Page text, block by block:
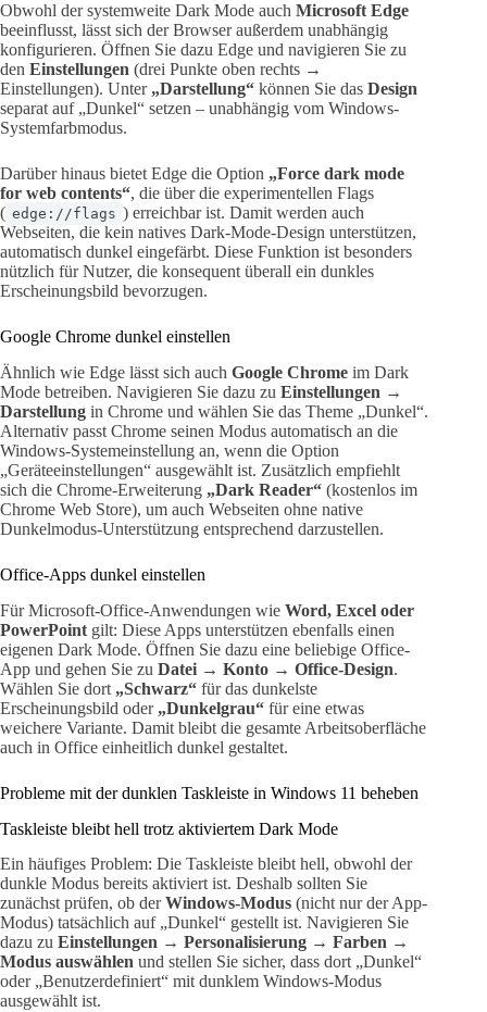
Obwohl der systemweite Dark Mode auch Microsoft Edge
beeinflusst, lässt sich der Browser außerdem unabhängig
konfigurieren. Öffnen Sie dazu Edge und navigieren Sie zu
den Einstellungen (drei Punkte oben rechts →
Einstellungen). Unter „Darstellung“ können Sie das Design
separat auf „Dunkel“ setzen – unabhängig vom Windows-
Systemfarbmodus.
Darüber hinaus bietet Edge die Option „Force dark mode
for web contents“, die über die experimentellen Flags
( edge://flags ) erreichbar ist. Damit werden auch
Webseiten, die kein natives Dark-Mode-Design unterstützen,
automatisch dunkel eingefärbt. Diese Funktion ist besonders
nützlich für Nutzer, die konsequent überall ein dunkles
Erscheinungsbild bevorzugen.
Google Chrome dunkel einstellen
Ähnlich wie Edge lässt sich auch Google Chrome im Dark
Mode betreiben. Navigieren Sie dazu zu Einstellungen →
Darstellung in Chrome und wählen Sie das Theme „Dunkel“.
Alternativ passt Chrome seinen Modus automatisch an die
Windows-Systemeinstellung an, wenn die Option
„Geräteeinstellungen“ ausgewählt ist. Zusätzlich empfiehlt
sich die Chrome-Erweiterung „Dark Reader“ (kostenlos im
Chrome Web Store), um auch Webseiten ohne native
Dunkelmodus-Unterstützung entsprechend darzustellen.
Office-Apps dunkel einstellen
Für Microsoft-Office-Anwendungen wie Word, Excel oder
PowerPoint gilt: Diese Apps unterstützen ebenfalls einen
eigenen Dark Mode. Öffnen Sie dazu eine beliebige Office-
App und gehen Sie zu Datei → Konto → Office-Design.
Wählen Sie dort „Schwarz“ für das dunkelste
Erscheinungsbild oder „Dunkelgrau“ für eine etwas
weichere Variante. Damit bleibt die gesamte Arbeitsoberfläche
auch in Office einheitlich dunkel gestaltet.
Probleme mit der dunklen Taskleiste in Windows 11 beheben
Taskleiste bleibt hell trotz aktiviertem Dark Mode
Ein häufiges Problem: Die Taskleiste bleibt hell, obwohl der
dunkle Modus bereits aktiviert ist. Deshalb sollten Sie
zunächst prüfen, ob derWindows-Modus (nicht nur der App-
Modus) tatsächlich auf „Dunkel“ gestellt ist. Navigieren Sie
dazu zu Einstellungen → Personalisierung → Farben →
Modus auswählen und stellen Sie sicher, dass dort „Dunkel“
oder „Benutzerdefiniert“ mit dunklem Windows-Modus
ausgewählt ist.